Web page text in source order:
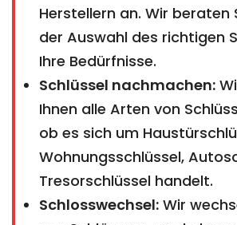
Herstellern an. Wir beraten
der Auswahl des richtigen
Ihre Bedürfnisse.
Schlüssel nachmachen:
Ihnen alle Arten von
ob es sich um
Wohnungsschlüssel,
Tresorschlüssel handelt.
Schlosswechsel: Wir